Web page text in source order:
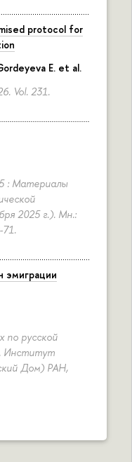
protocol for
E. et al.
Vol. 231.
: Материалы
2025 г.). Мн.:
эмиграции
по русской
Институт
Дом) РАН,